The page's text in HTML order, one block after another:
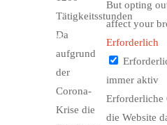
Kontakt
Tätigkeitsstunden
Da
aufgrund
der
Corona-
Krise die
But opting
affect your
Erforderlich
immer aktiv
Erforderliche
die Website